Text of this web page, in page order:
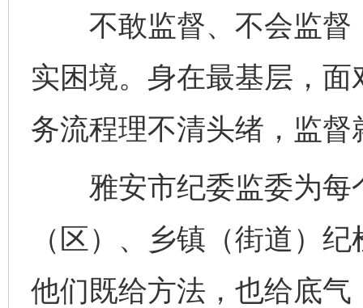
不敢监督、不会监督
实困境。身在最基层，
务流程理不清头绪，监
雅安市纪委监委为每
（区）、乡镇（街道）
他们既给方法，也给底